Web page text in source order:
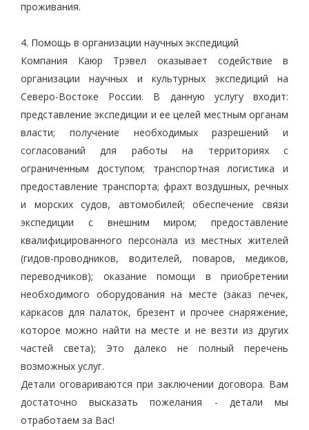
проживания.
4. Помощь в организации научных экспедиций
Компания Каюр Трэвел оказывает содействие в
организации научных и культурных экспедиций на
Северо-Востоке России. В данную услугу входит:
представление экспедиции и ее целей местным органам
власти; получение необходимых разрешений и
согласований для работы на территориях с
ограниченным доступом; транспортная логистика и
предоставление транспорта; фрахт воздушных, речных
и морских судов, автомобилей; обеспечение связи
экспедиции с внешним миром; предоставление
квалифицированного персонала из местных жителей
(гидов-проводников, водителей, поваров, медиков,
переводчиков); оказание помощи в приобретении
необходимого оборудования на месте (заказ печек,
каркасов для палаток, брезент и прочее снаряжение,
которое можно найти на месте и не везти из других
частей света); Это далеко не полный перечень
возможных услуг.
Детали оговариваются при заключении договора. Вам
достаточно высказать пожелания - детали мы
отработаем за Вас!